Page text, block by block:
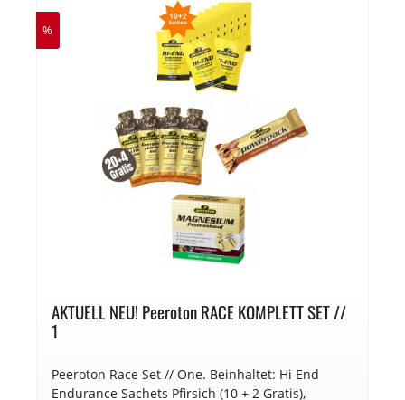
%
AKTUELL NEU! Peeroton RACE KOMPLETT SET //
1
Peeroton Race Set // One. Beinhaltet: Hi End
Endurance Sachets Pfirsich (10 + 2 Gratis),